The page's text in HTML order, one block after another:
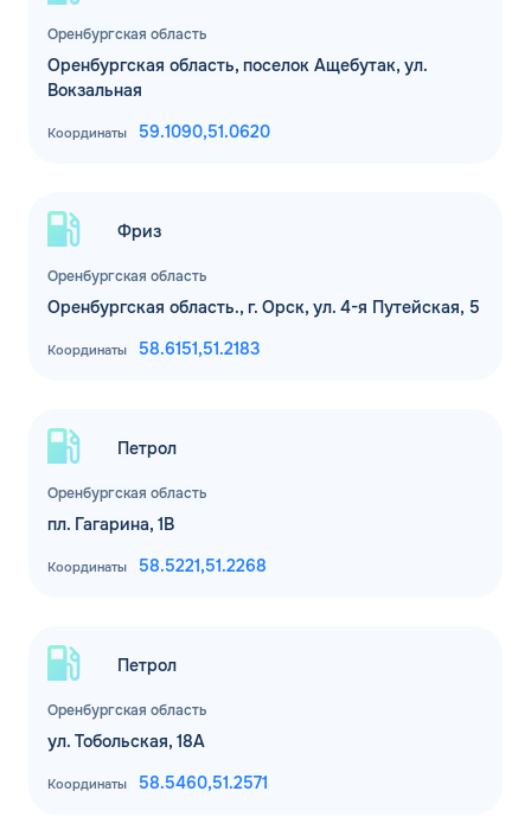
Оренбургская область
Оренбургская область, поселок Ащебутак, ул.
Вокзальная
Координаты 59.1090,51.0620
Оренбургская область
Фриз
Оренбургская область., г. Орск, ул. 4-я Путейская, 5
Координаты 58.6151,51.2183
Оренбургская область
Петрол
пл. Гагарина, 1В
Координаты 58.5221,51.2268
Оренбургская область
Петрол
ул. Тобольская, 18А
Координаты 58.5460,51.2571